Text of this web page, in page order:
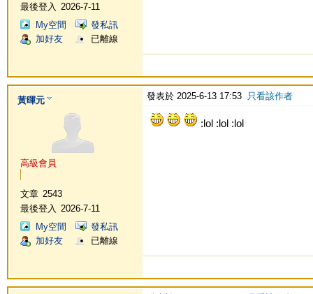
最後登入
2026-7-11
My空間
發私訊
加好友
已離線
黃暉元
高級會員
文章 2543
最後登入
2026-7-11
My空間
發私訊
加好友
已離線
發表於 2025-6-13 17:53 只看該作者
:lol :lol :lol